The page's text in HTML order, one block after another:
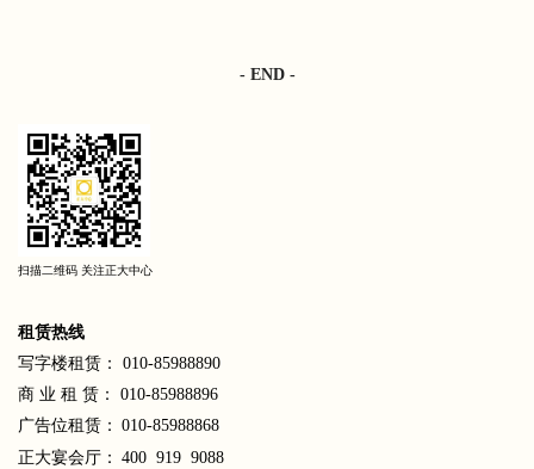
- END -
扫描二维码 关注正大中心
租赁热线
写字楼租赁： 010-85988890
商 业 租 赁： 010-85988896
广告位租赁： 010-85988868
正大宴会厅： 400 919 9088